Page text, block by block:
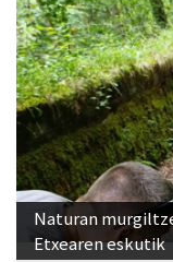
Naturan
Etxearen eskutik